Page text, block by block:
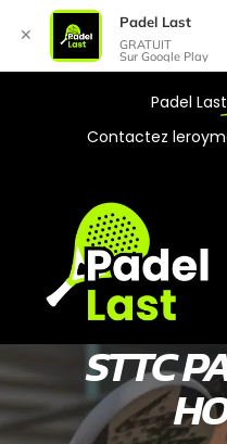
Padel Last
Contactez
STTC
✕
Padel Last
GRATUIT
Sur Google Play